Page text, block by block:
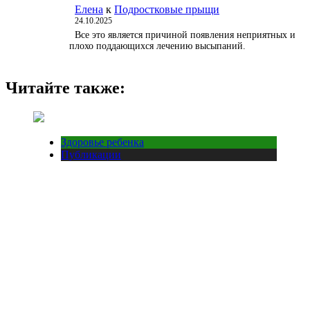
Елена к Подростковые прыщи
24.10.2025
Все это является причиной появления неприятных и
плохо поддающихся лечению высыпаний.
Читайте также:
Здоровье ребенка
Публикации